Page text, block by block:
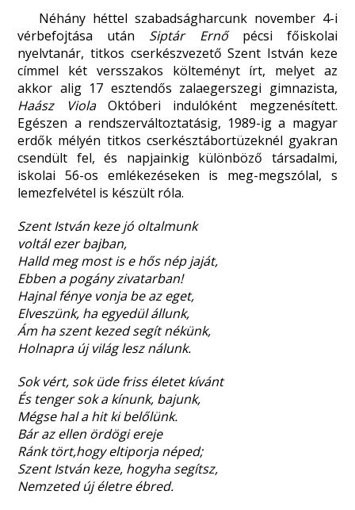
Néhány héttel szabadságharcunk november 4-i
vérbefojtása után Siptár Ernőpécsi főiskolai
nyelvtanár, titkos cserkészvezető Szent István keze
címmel két versszakos költeményt írt, melyet az
akkor alig 17 esztendős zalaegerszegi gimnazista,
Haász ViolaOktóberi indulóként megzenésített.
Egészen a rendszerváltoztatásig, 1989-ig a magyar
erdők mélyén titkos cserkésztábortüzeknél gyakran
csendült fel, és napjainkig különböző társadalmi,
iskolai 56-os emlékezéseken is meg-megszólal, s
lemezfelvétel is készült róla.
Szent István keze jó oltalmunk
voltál ezer bajban,
Halld meg most is e hős nép jaját,
Ebben a pogány zivatarban!
Hajnal fénye vonja be az eget,
Elveszünk, ha egyedül állunk,
Ám ha szent kezed segít nékünk,
Holnapra új világ lesz nálunk.
Sok vért, sok üde friss életet kívánt
És tenger sok a kínunk, bajunk,
Mégse hal a hit ki belőlünk.
Bár az ellen ördögi ereje
Ránk tört,hogy eltiporja néped;
Szent István keze, hogyha segítsz,
Nemzeted új életre ébred.